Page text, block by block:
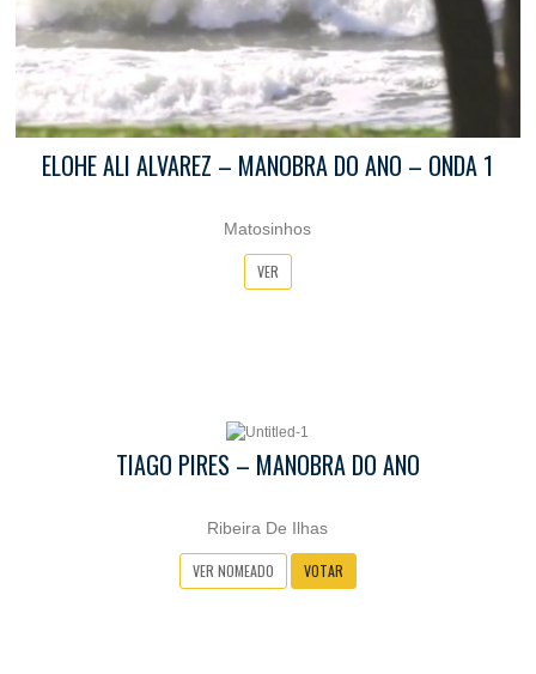
ELOHE ALI ALVAREZ – MANOBRA DO ANO – ONDA 1
Matosinhos
VER
TIAGO PIRES – MANOBRA DO ANO
Ribeira De Ilhas
VER NOMEADO VOTAR